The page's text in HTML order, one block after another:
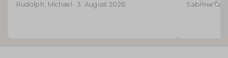
Rudolph, Michael · 3. August 2026 Sabrina